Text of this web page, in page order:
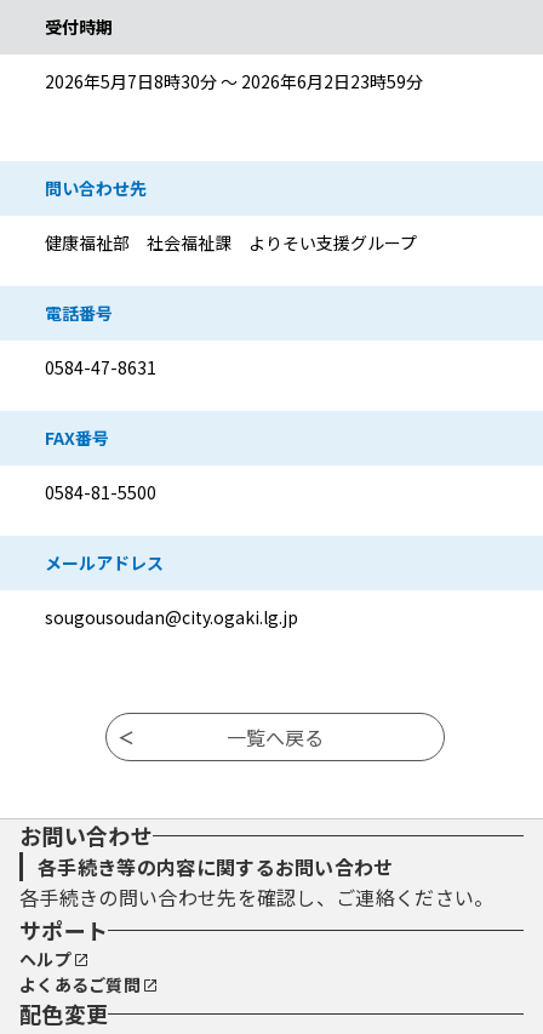
受付時期
2026年5月7日8時30分 ～ 2026年6月2日23時59分
問い合わせ先
健康福祉部 社会福祉課 よりそい支援グループ
電話番号
0584-47-8631
FAX番号
0584-81-5500
メールアドレス
sougousoudan@city.ogaki.lg.jp
お問い合わせ
各手続き等の内容に関するお問い合わせ
各手続きの問い合わせ先を確認し、ご連絡ください。
サポート
ヘルプ
よくあるご質問
配色変更